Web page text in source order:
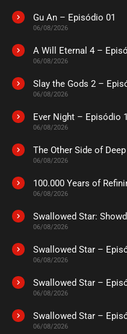
Gu An – Episódio 01
06/08/2026
A Will Eternal 4 –
06/08/2026
Slay the Gods 2 –
06/08/2026
Ever Night – Episódio
06/08/2026
The Other Side of
06/08/2026
100.000 Years of
06/08/2026
Swallowed Star:
06/08/2026
Swallowed Star –
06/08/2026
Swallowed Star –
06/08/2026
Swallowed Star –
06/08/2026